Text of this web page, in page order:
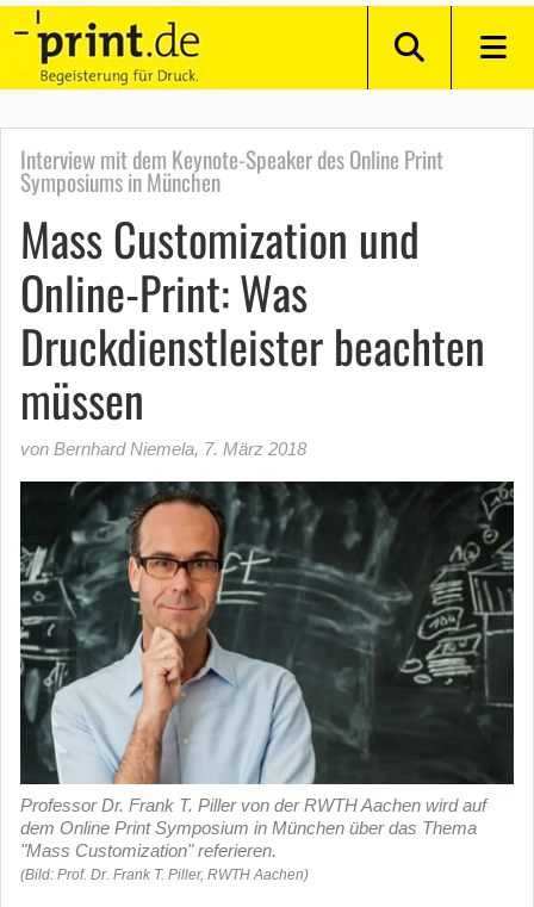
Interview mit dem Keynote-Speaker des Online Print
Symposiums in München
Mass Customization und
Online-Print: Was
Druckdienstleister beachten
müssen
von Bernhard Niemela, 7. März 2018
Professor Dr. Frank T. Piller von der RWTH Aachen wird auf
dem Online Print Symposium in München über das Thema
"Mass Customization" referieren.
(Bild: Prof. Dr. Frank T. Piller, RWTH Aachen)